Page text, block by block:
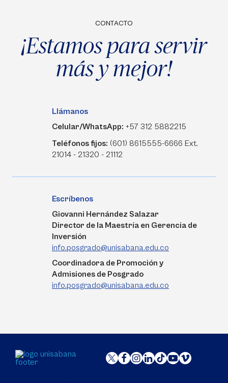
CONTACTO
¡Estamos para servir
más y mejor!
Llámanos
Celular/WhatsApp: +57 312 5882215
Teléfonos fijos: (601) 8615555-6666 Ext.
21014 - 21320 - 21112
Escríbenos
Giovanni Hernández Salazar
Director de la Maestría en Gerencia de
Inversión
info.posgrado@unisabana.edu.co
Coordinadora de Promoción y
Admisiones de Posgrado
info.posgrado@unisabana.edu.co